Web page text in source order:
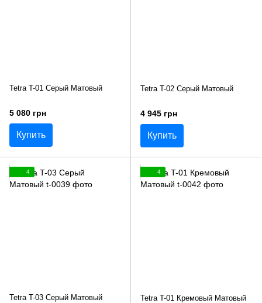
Tetra T-01 Серый Матовый
5 080 грн
Купить
Tetra T-02 Серый Матовый
4 945 грн
Купить
4
Tetra T-03 Серый Матовый
4
Tetra T-01 Кремовый Матовый